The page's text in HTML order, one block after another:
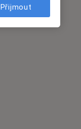
Přijmout